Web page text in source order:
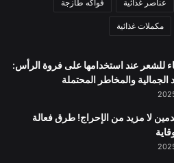
عناصر غذائية فواكه طازجة
مكملات غذائية
للشعر عند استخدامها على فروة الرأس:
الجمالية والمخاطر المحتملة
لا مزيد من الإحراج! طرق فعالة